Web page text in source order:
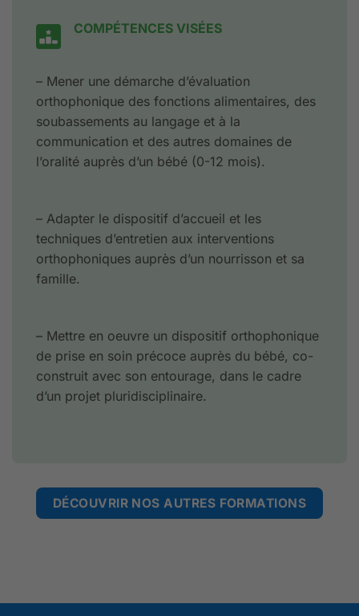
COMPÉTENCES VISÉES
– Mener une démarche d’évaluation
orthophonique des fonctions alimentaires, des
soubassements au langage et à la
communication et des autres domaines de
l’oralité auprès d’un bébé (0-12 mois).
– Adapter le dispositif d’accueil et les
techniques d’entretien aux interventions
orthophoniques auprès d’un nourrisson et sa
famille.
– Mettre en oeuvre un dispositif orthophonique
de prise en soin précoce auprès du bébé, co-
construit avec son entourage, dans le cadre
d’un projet pluridisciplinaire.
DÉCOUVRIR NOS AUTRES FORMATIONS